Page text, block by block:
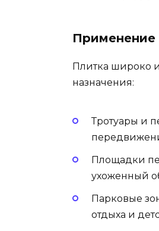
Применение
Плитка широко
назначения:
Тротуары и
Площадки
ухоженный
Парковые
отдыха и